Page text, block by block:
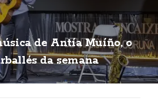
de Antía Muíño, o
da semana